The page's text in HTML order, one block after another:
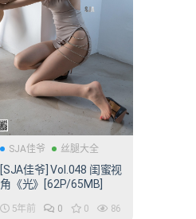
SJA佳爷 丝腿大全
[SJA佳爷] Vol.048 闺蜜视
角《光》[62P/65MB]
5年前 0 0 86